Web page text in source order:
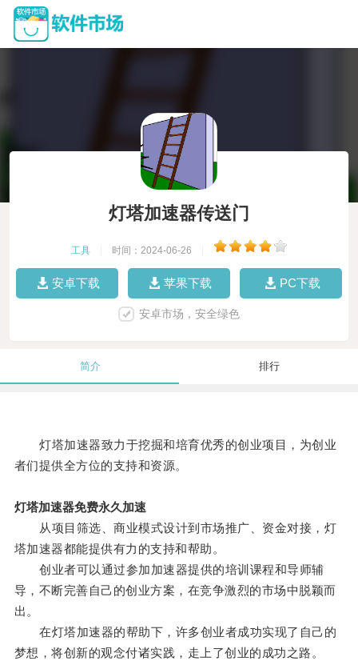
灯塔加速器传送门
工具 时间：2024-06-26
安卓下载 苹果下载 PC下载
安卓市场，安全绿色
简介 排行
灯塔加速器致力于挖掘和培育优秀的创业项目，为创业
者们提供全方位的支持和资源。
灯塔加速器免费永久加速
从项目筛选、商业模式设计到市场推广、资金对接，灯
塔加速器都能提供有力的支持和帮助。
创业者可以通过参加加速器提供的培训课程和导师辅
导，不断完善自己的创业方案，在竞争激烈的市场中脱颖而
出。
在灯塔加速器的帮助下，许多创业者成功实现了自己的
梦想，将创新的观念付诸实践，走上了创业的成功之路。